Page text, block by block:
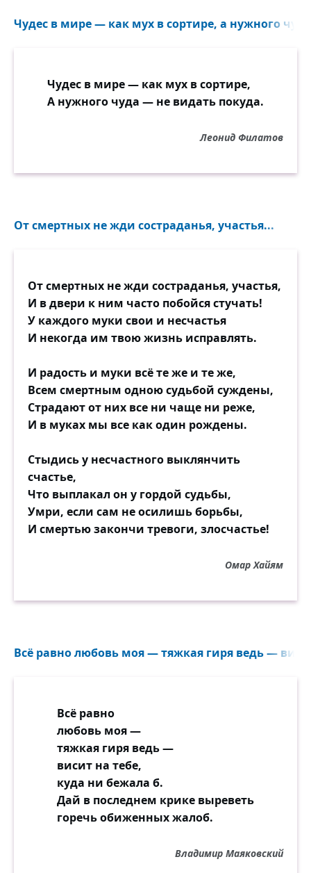
Чудес в мире — как мух в сортире, а нужного
Чудес в мире — как мух в сортире,
А нужного чуда — не видать покуда.
Леонид Филатов
От смертных не жди состраданья, участья...
От смертных не жди состраданья, участья,
И в двери к ним часто побойся стучать!
У каждого муки свои и несчастья
И некогда им твою жизнь исправлять.
И радость и муки всё те же и те же,
Всем смертным одною судьбой суждены,
Страдают от них все ни чаще ни реже,
И в муках мы все как один рождены.
Стыдись у несчастного выклянчить
счастье,
Что выплакал он у гордой судьбы,
Умри, если сам не осилишь борьбы,
И смертью закончи тревоги, злосчастье!
Омар Хайям
Всё равно любовь моя — тяжкая гиря ведь —
Всё равно
любовь моя —
тяжкая гиря ведь —
висит на тебе,
куда ни бежала б.
Дай в последнем крике выреветь
горечь обиженных жалоб.
Владимир Маяковский